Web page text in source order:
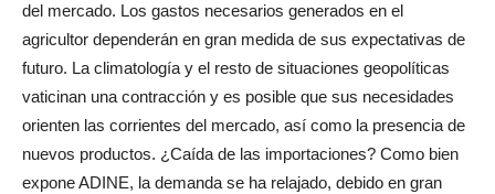
del mercado. Los gastos necesarios generados en el
agricultor dependerán en gran medida de sus expectativas de
futuro. La climatología y el resto de situaciones geopolíticas
vaticinan una contracción y es posible que sus necesidades
orienten las corrientes del mercado, así como la presencia de
nuevos productos. ¿Caída de las importaciones? Como bien
expone ADINE, la demanda se ha relajado, debido en gran